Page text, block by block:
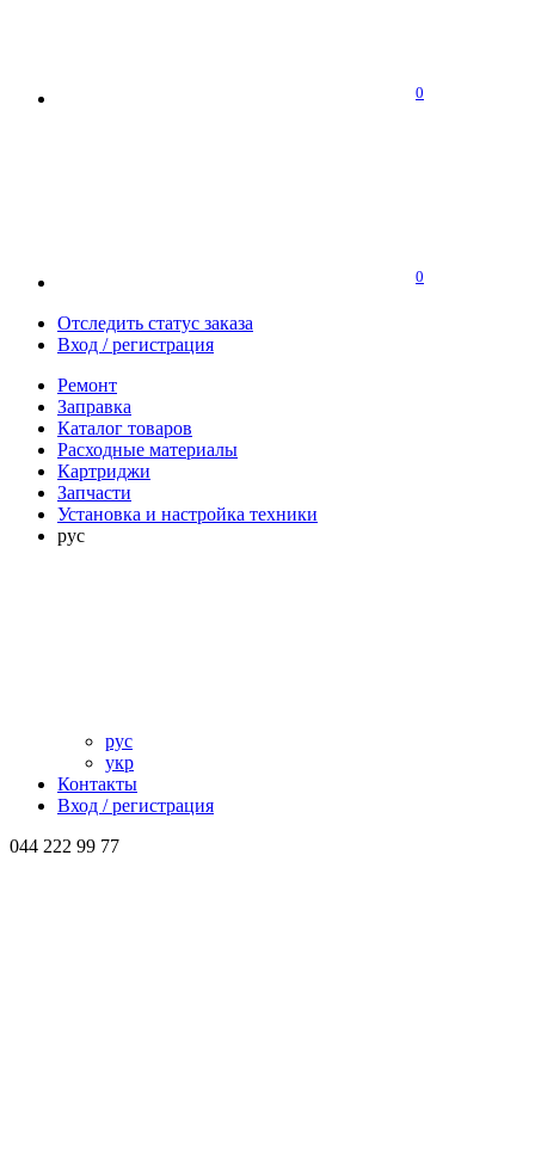
0
0
Отследить статус заказа
Вход / регистрация
Ремонт
Заправка
Каталог товаров
Расходные материалы
Картриджи
Запчасти
Установка и настройка техники
рус
рус
укр
Контакты
Вход / регистрация
044 222 99 77